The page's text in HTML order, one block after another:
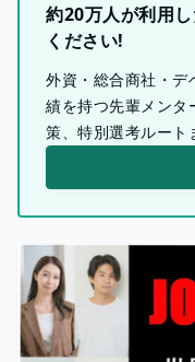
約20万人が利用
ください!
外資・総合商社・デ
績を持つ先輩メンタ
策、特別選考ルート